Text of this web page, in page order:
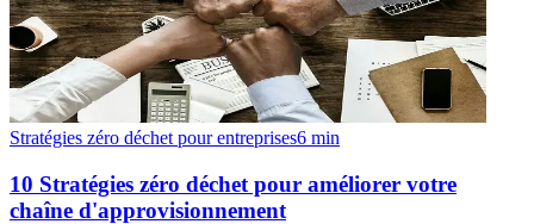
Stratégies zéro déchet pour entreprises6 min
10 Stratégies zéro déchet pour améliorer votre
chaîne d'approvisionnement